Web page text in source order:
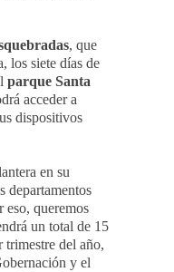
, que
los siete días de
parque Santa
acceder a
dispositivos
en su
departamentos
eso, queremos
un total de 15
del año,
y el